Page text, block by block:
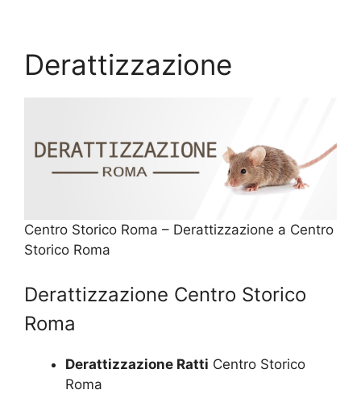
Derattizzazione
Centro Storico Roma – Derattizzazione a Centro
Storico Roma
Derattizzazione Centro Storico
Roma
Derattizzazione Ratti Centro Storico
Roma